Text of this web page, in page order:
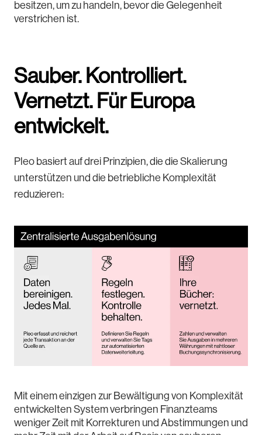
besitzen, um zu handeln, bevor die Gelegenheit
verstrichen ist.
Sauber. Kontrolliert.
Vernetzt. Für Europa
entwickelt.
Pleo basiert auf drei Prinzipien, die die Skalierung
unterstützen und die betriebliche Komplexität
reduzieren:
Mit einem einzigen zur Bewältigung von Komplexität
entwickelten System verbringen Finanzteams
weniger Zeit mit Korrekturen und Abstimmungen und